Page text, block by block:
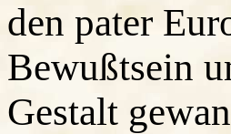
den pater
Bewußtsein
Gestalt